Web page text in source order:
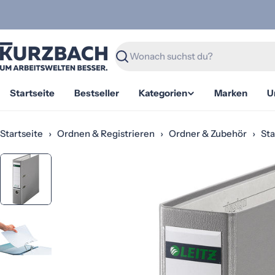
Suchen
Startseite Bestseller Kategorien Marken
Startseite › Ordnen & Registrieren › Ordner & Zubehör ›